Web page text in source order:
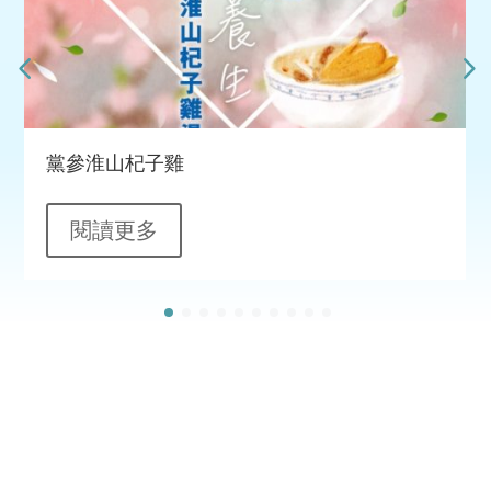
黨參淮山杞子雞
閱讀更多